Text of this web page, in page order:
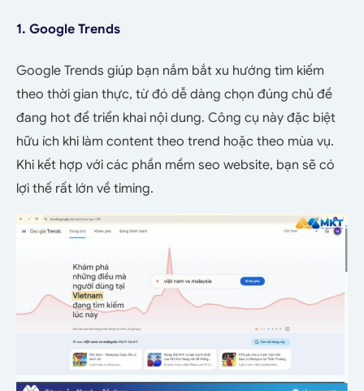
1. Google Trends
Google Trends giúp bạn nắm bắt xu hướng tìm kiếm
theo thời gian thực, từ đó dễ dàng chọn đúng chủ đề
đang hot để triển khai nội dung. Công cụ này đặc biệt
hữu ích khi làm content theo trend hoặc theo mùa vụ.
Khi kết hợp với các phần mềm seo website, bạn sẽ có
lợi thế rất lớn về timing.